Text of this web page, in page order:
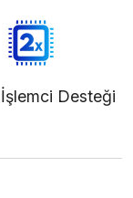
Desteği